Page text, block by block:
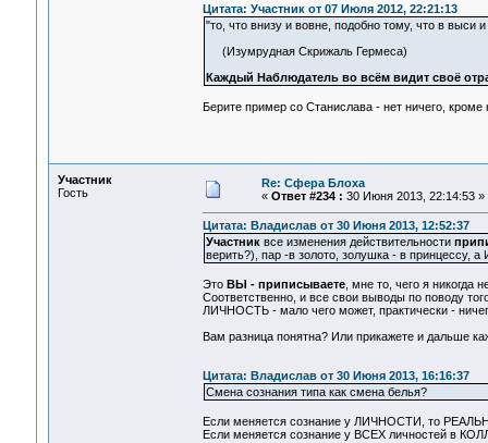
Цитата: Участник от 07 Июля 2012, 22:21:13
"то, что внизу и вовне, подобно тому, что в выси
(Изумрудная Скрижаль Гермеса)
Каждый Наблюдатель во всём видит своё
Берите пример со Станислава - нет ничего, кроме
Участник
Гость
Re: Сфера Блоха
« Ответ #234 : 30 Июня 2013, 22:14:53 »
Цитата: Владислав от 30 Июня 2013, 12:52:37
Участниквсе изменения действительности
верить?), пар -в золото, золушка - в принцессу,
Это ВЫ - приписываете, мне то, чего я никогда
Соответственно, и все свои выводы по поводу
ЛИЧНОСТЬ - мало чего может, практически -
Вам разница понятна? Или прикажете и дальше
Цитата: Владислав от 30 Июня 2013, 16:16:37
Смена сознания типа как смена белья?
Если меняется сознание у ЛИЧНОСТИ, то
Если меняется сознание у ВСЕХ личностей в